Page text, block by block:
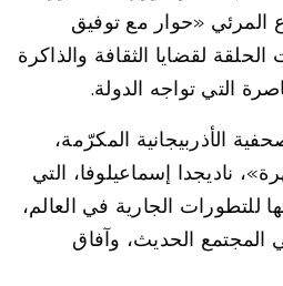
«حوار مع توفيق
لقضايا الثقافة والذاكرة
التي تواجه الدولة.
الأذربيجانية المكرّمة،
ناديجدا إسماعيلوفا، التي
للتطورات الجارية في العالم،
المجتمع الحديث، وآفاق